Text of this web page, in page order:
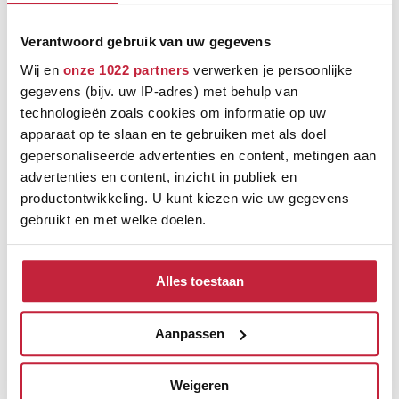
Verantwoord gebruik van uw gegevens
Wij en onze 1022 partners verwerken je persoonlijke
gegevens (bijv. uw IP-adres) met behulp van
technologieën zoals cookies om informatie op uw
apparaat op te slaan en te gebruiken met als doel
gepersonaliseerde advertenties en content, metingen aan
advertenties en content, inzicht in publiek en
productontwikkeling. U kunt kiezen wie uw gegevens
gebruikt en met welke doelen.
Als u het toestaat, willen we ook graag:
Informatie verzamelen over uw geografische
locatie, die tot een paar meter nauwkeurig kan zijn
Uw apparaat identificeren door het actief te
scannen op specifieke eigenschappen (fingerprinting)
Alles toestaan
Aanpassen
Weigeren
Keus uit meer dan 5000+ verschillende vloeren
Ontdek de verschillende
merken